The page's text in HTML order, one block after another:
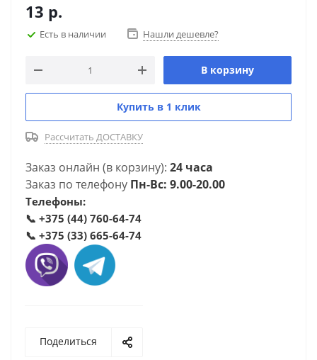
13 р.
Есть в наличии Нашли дешевле?
В корзину
Купить в 1 клик
Рассчитать ДОСТАВКУ
Заказ онлайн (в корзину): 24 часа
Заказ по телефону Пн-Вс: 9.00-20.00
Телефоны:
📞 +375 (44) 760-64-74
📞 +375 (33) 665-64-74
Поделиться